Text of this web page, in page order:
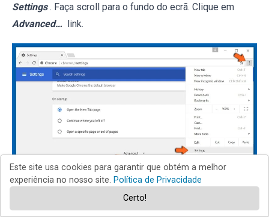
Settings . Faça scroll para o fundo do ecrã. Clique em
Advanced… link.
Depois de descer para a parte de baixo do ecrã, clique no
botãoReset (Restore settings to their original defaults) .
Este site usa cookies para garantir que obtém a melhor
experiência no nosso site. Política de Privacidade
Certo!